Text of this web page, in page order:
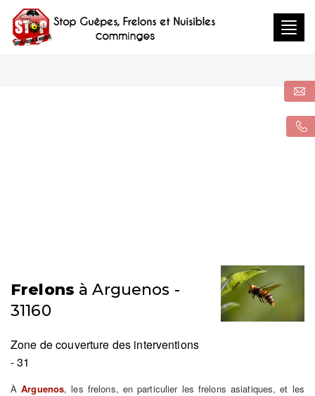
Frelons à Arguenos -
31160
Zone de couverture des interventions
- 31
ÀArguenos, les frelons, en particulier les frelons asiatiques, et les